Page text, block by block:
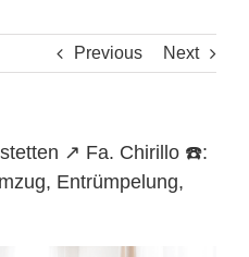
Previous Next
↗️ Fa. Chirillo ☎️:
Entrümpelung,